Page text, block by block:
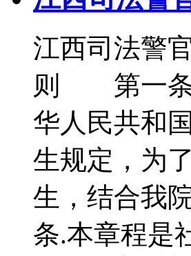
江西司法警
则 第一条.
华人民共和
生规定，为
生，结合我
条.本章程是